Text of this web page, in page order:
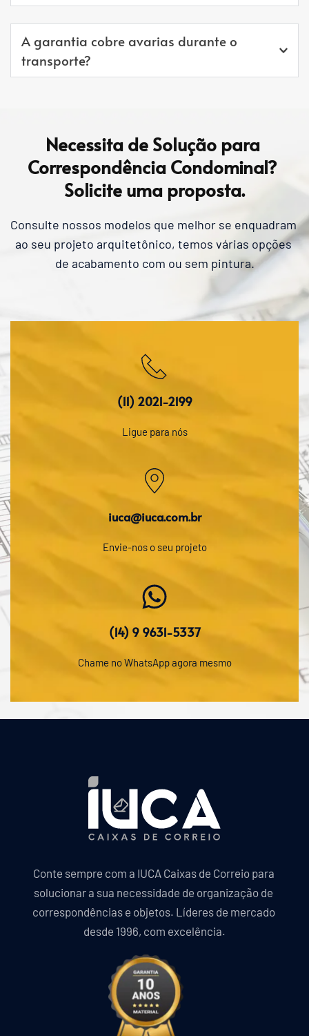
qual NUNCA irá enferrujar.
Os armários de aço são protegidos pelo processo
de galvanização, e pintura eletrostática.
Não. Entre em contato com um chaveiro de sua
confiança.
A garantia cobre avarias durante o
transporte?
as quais temos parcerias onde conseguimos os
menores preços nas cotações de transporte,
sendo incluso o seguro da mercadoria (dano no
Necessita de Solução para
Correspondência Condominal?
Solicite uma proposta.
Consulte nossos modelos que melhor se enquadram
ao seu projeto arquitetônico, temos várias opções
de acabamento com ou sem pintura.
(11) 2021-2199
Ligue para nós
iuca@iuca.com.br
Envie-nos o seu projeto
(14) 9 9631-5337
Chame no WhatsApp agora mesmo
Conte sempre com a IUCA Caixas de Correio para
solucionar a sua necessidade de organização de
correspondências e objetos. Líderes de mercado
desde 1996, com excelência.